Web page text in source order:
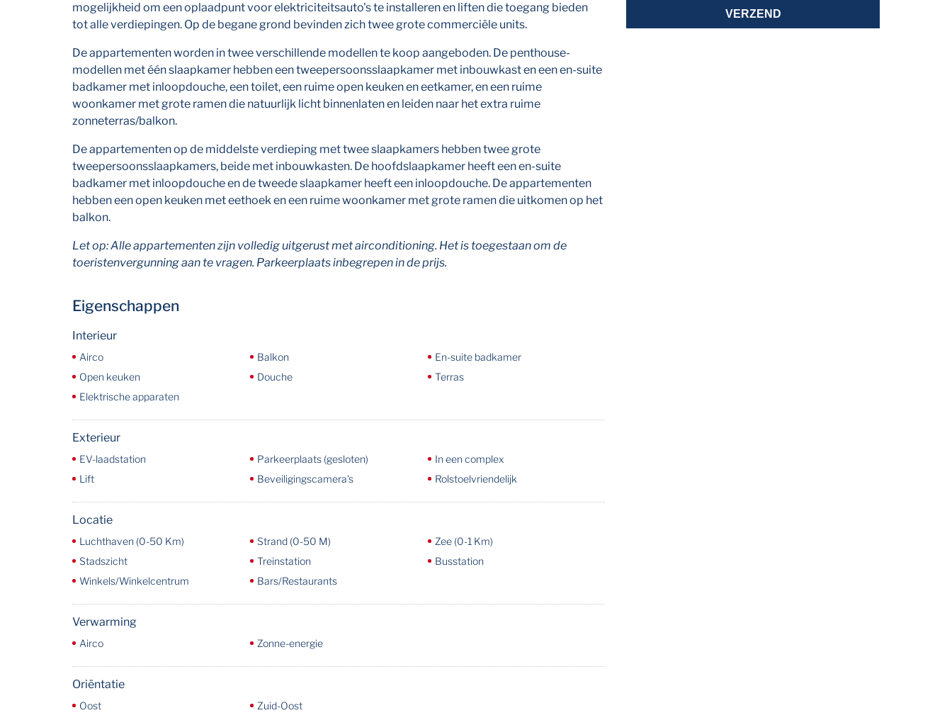
VERZEND
mogelijkheid om een oplaadpunt voor elektriciteitsauto's te installeren en liften die toegang bieden
tot alle verdiepingen. Op de begane grond bevinden zich twee grote commerciële units.
De appartementen worden in twee verschillende modellen te koop aangeboden. De penthouse-
modellen met één slaapkamer hebben een tweepersoonsslaapkamer met inbouwkast en een en-suite
badkamer met inloopdouche, een toilet, een ruime open keuken en eetkamer, en een ruime
woonkamer met grote ramen die natuurlijk licht binnenlaten en leiden naar het extra ruime
zonneterras/balkon.
De appartementen op de middelste verdieping met twee slaapkamers hebben twee grote
tweepersoonsslaapkamers, beide met inbouwkasten. De hoofdslaapkamer heeft een en-suite
badkamer met inloopdouche en de tweede slaapkamer heeft een inloopdouche. De appartementen
hebben een open keuken met eethoek en een ruime woonkamer met grote ramen die uitkomen op het
balkon.
Let op: Alle appartementen zijn volledig uitgerust met airconditioning. Het is toegestaan om de
toeristenvergunning aan te vragen. Parkeerplaats inbegrepen in de prijs.
Eigenschappen
Interieur
Airco Balkon
En-suite badkamer
Open keuken
Douche
Terras
Elektrische apparaten
Exterieur
EV-laadstation Parkeerplaats (gesloten)
In een complex
Lift
Beveiligingscamera's Rolstoelvriendelijk
Locatie
Luchthaven (0-50 Km) Strand (0-50 M)
Zee (0-1 Km)
Stadszicht
Treinstation
Busstation
Winkels/Winkelcentrum
Bars/Restaurants
Verwarming
Airco Zonne-energie
Oriëntatie
Oost Zuid-Oost